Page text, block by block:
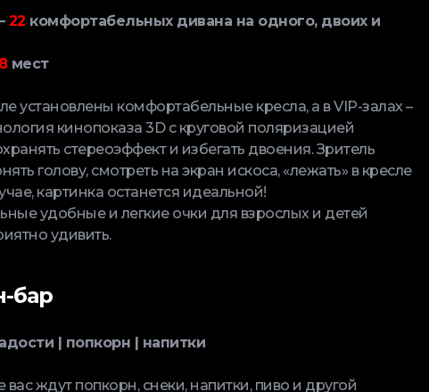
22 комфортабельных дивана на одного, двоих и
мест
установлены комфортабельные кресла, а в VIP-залах –
кинопоказа 3D с круговой поляризацией
стереоэффект и избегать двоения. Зритель
голову, смотреть на экран искоса, «лежать» в кресле
картинка останется идеальной!
удобные и легкие очки для взрослых и детей
удивить.
бар
| попкорн | напитки
вас ждут попкорн, снеки, напитки, пиво и другой